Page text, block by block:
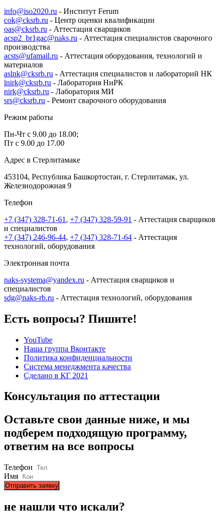
info@iso2020.ru - Институт Ferum
cok@cksrb.ru - Центр оценки квалификации
oas@cksrb.ru - Аттестация сварщиков
acsp2_br1gac@naks.ru - Аттестация специалистов сварочного
производства
acsts@ufamail.ru - Аттестация оборудования, технологий и
материалов
aslnk@cksrb.ru - Аттестация специалистов и лабораторий НК
lnirk@cksrb.ru - Лаборатория НиРК
nirk@cksrb.ru - Лаборатория МИ
srs@cksrb.ru - Ремонт сварочного оборудования
Режим работы
Пн-Чт с 9.00 до 18.00;
Пт с 9.00 до 17.00
Адрес в Стерлитамаке
453104, Республика Башкортостан, г. Стерлитамак, ул.
Железнодорожная 9
Телефон
+7 (347) 328-71-61 , +7 (347) 328-59-91 - Аттестация сварщиков
и специалистов
+7 (347) 246-96-44, +7 (347) 328-71-64 - Аттестация
технологий, оборудования
Электронная почта
naks-systema@yandex.ru - Аттестация сварщиков и
специалистов
sdg@naks-rb.ru - Аттестация технологий, оборудования
Есть вопросы? Пишите!
YouTube
Наша группа Вконтакте
Политика конфиденциальности
Система менеджмента качества
Сделано в КГ 2021
Консультация по аттестации
Оставьте свои данные ниже, и мы
подберем подходящую программу,
ответим на все вопросы
Телефон
Имя
Отправить заявку
не нашли что искали?